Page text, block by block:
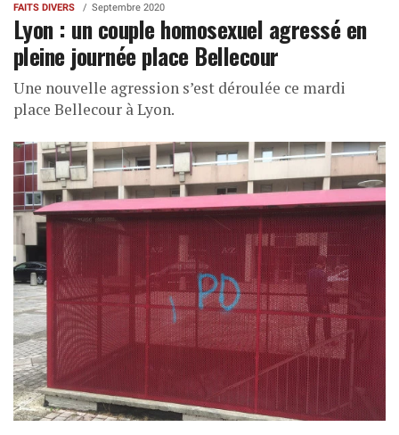
FAITS DIVERS Septembre 2020
Lyon : un couple homosexuel agressé en
pleine journée place Bellecour
Une nouvelle agression s’est déroulée ce mardi
place Bellecour à Lyon.